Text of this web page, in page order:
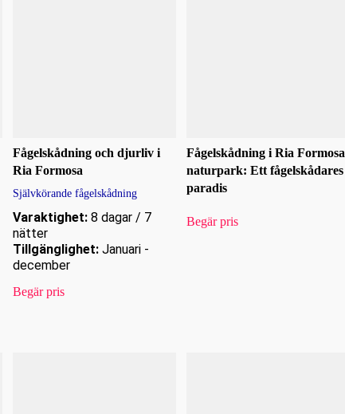
Fågelskådning och djurliv i
Ria Formosa
Självkörande fågelskådning
Varaktighet: 8 dagar / 7
nätter
Tillgänglighet: Januari -
december
Begär pris
Fågelskådning i Ria Formosa
naturpark: Ett fågelskådares
paradis
Begär pris